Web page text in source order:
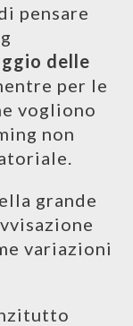
pensare
delle
per le
vogliono
non
grande
variazioni